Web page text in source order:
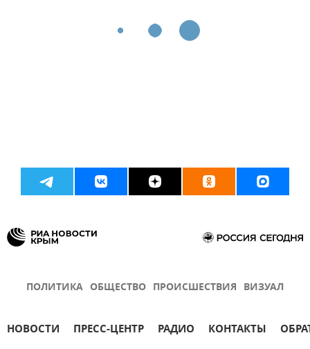
ПОЛИТИКА ОБЩЕСТВО ПРОИСШЕСТВИЯ ВИЗУАЛ
НОВОСТИ ПРЕСС-ЦЕНТР РАДИО КОНТАКТЫ